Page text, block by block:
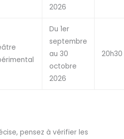
2026
Du 1er
septembre
au 30
octobre
2026
20h30
pensez à vérifier les